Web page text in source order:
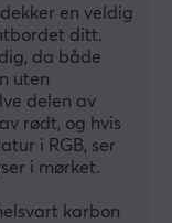
en veldig
ditt.
da både
uten
delen av
rødt, og hvis
i RGB, ser
i mørket.
karbon